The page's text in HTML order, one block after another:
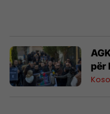
për